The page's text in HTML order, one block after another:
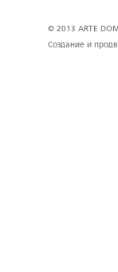
© 2013 ARTE
Создание и